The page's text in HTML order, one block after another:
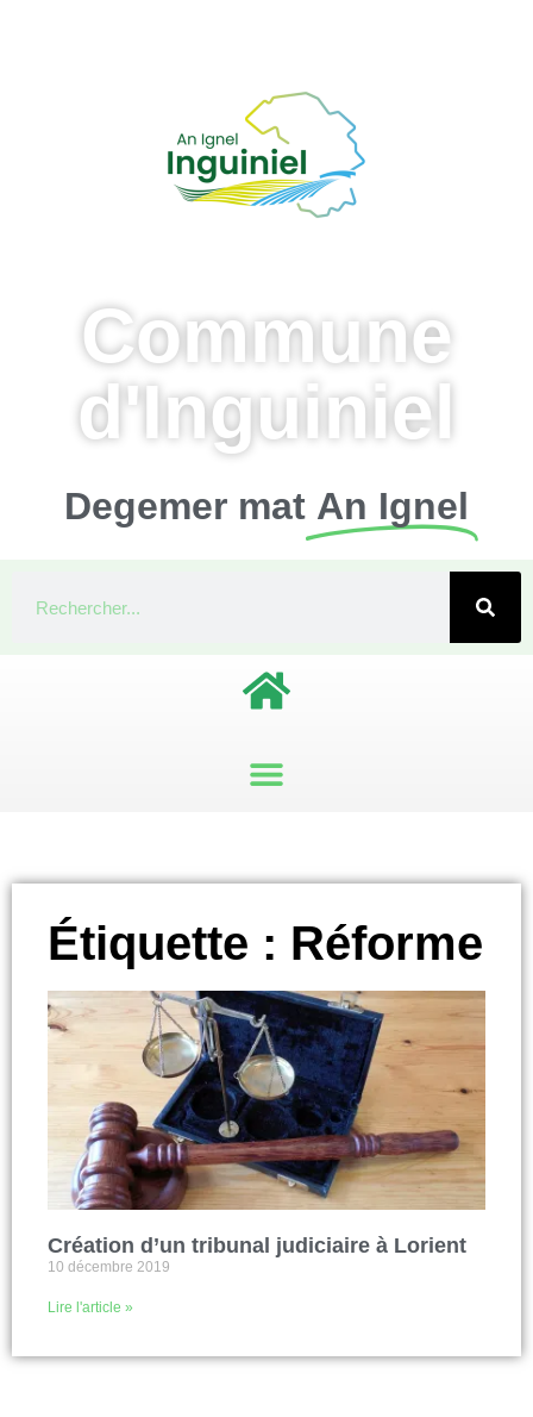
Commune
d'Inguiniel
Degemer mat An Ignel
Étiquette : Réforme
Création d’un tribunal judiciaire à Lorient
10 décembre 2019
Lire l'article »